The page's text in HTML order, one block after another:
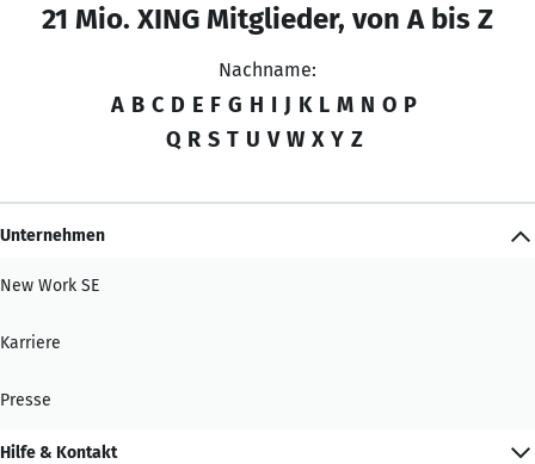
21 Mio. XING Mitglieder, von A bis Z
Nachname:
A B C D E F G H I J K L M N O P
Q R S T U V W X Y Z
Unternehmen
New Work SE
Karriere
Presse
Hilfe & Kontakt